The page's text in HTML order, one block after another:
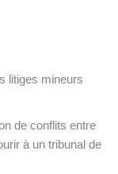
litiges mineurs
de conflits entre
à un tribunal de